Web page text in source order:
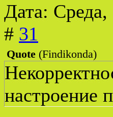
Дата:
# 31
Quote (Findikonda)
настроение